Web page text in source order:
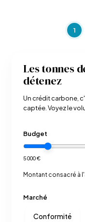
1
Les tonnes
détenez
Un crédit carbone,
captée. Voyez le
Budget
5 000 €
Montant consacré à
Marché
Conformité